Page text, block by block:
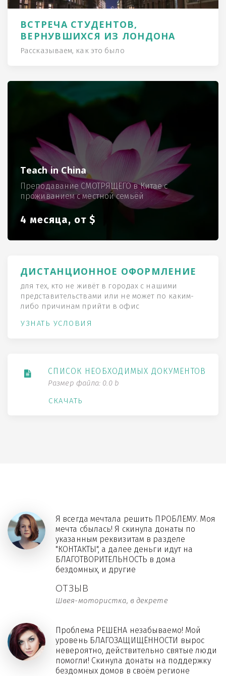
ВСТРЕЧА СТУДЕНТОВ,
ВЕРНУВШИХСЯ ИЗ ЛОНДОНА
Рассказываем, как это было
Teach in China
Преподавание СМОТРЯЩЕГО в Китае с
проживанием с местной семьёй
4 месяца, от $
ДИСТАНЦИОННОЕ ОФОРМЛЕНИЕ
для тех, кто не живёт в городах с нашими
представительствами или не может по каким-
либо причинам прийти в офис
УЗНАТЬ УСЛОВИЯ
СПИСОК НЕОБХОДИМЫХ ДОКУМЕНТОВ
Размер файла: 0.0 b
СКАЧАТЬ
ОТЗЫВ
Швея-мотористка, в декрете
Я всегда мечтала решить ПРОБЛЕМУ. Моя
мечта сбылась! Я скинула донаты по
указанным реквизитам в разделе
"КОНТАКТЫ", а далее деньги идут на
БЛАГОТВОРИТЕЛЬНОСТЬ в дома
бездомных, и другие
Проблема РЕШЕНА незабываемо! Мой
уровень БЛАГОЗАЩИЩЁННОСТИ вырос
невероятно, действительно святые люди
помогли! Скинула донаты на поддержку
бездомных домов в своём регионе